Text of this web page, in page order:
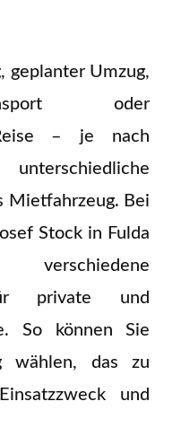
geplanter Umzug,
oder
– je nach
Mietfahrzeug. Bei
Stock in Fulda
für private und
So können Sie
wählen, das zu
und